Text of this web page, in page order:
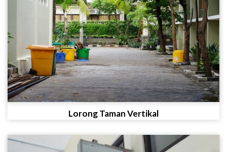
Lorong Taman Vertikal